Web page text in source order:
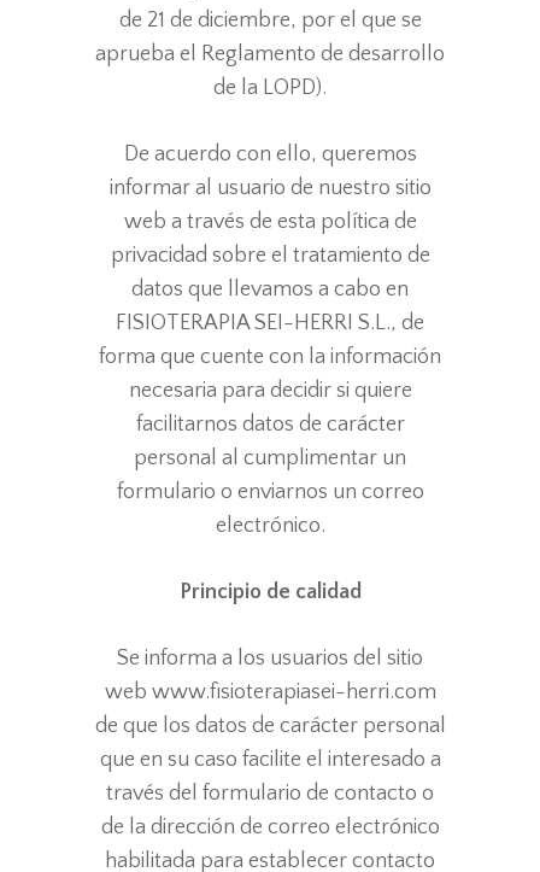
de 21 de diciembre, por el que se
aprueba el Reglamento de desarrollo
de la LOPD).
De acuerdo con ello, queremos
informar al usuario de nuestro sitio
web a través de esta política de
privacidad sobre el tratamiento de
datos que llevamos a cabo en
FISIOTERAPIA SEI-HERRI S.L., de
forma que cuente con la información
necesaria para decidir si quiere
facilitarnos datos de carácter
personal al cumplimentar un
formulario o enviarnos un correo
electrónico.
Principio de calidad
Se informa a los usuarios del sitio
web www.fisioterapiasei-herri.com
de que los datos de carácter personal
que en su caso facilite el interesado a
través del formulario de contacto o
de la dirección de correo electrónico
habilitada para establecer contacto